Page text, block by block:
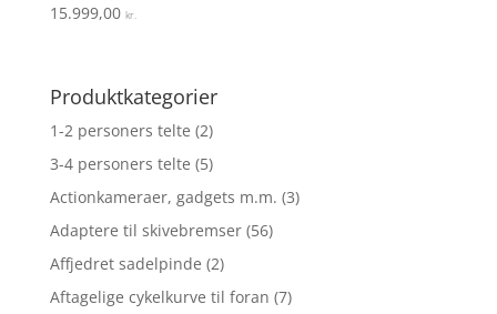
Vurderet
4.9
15.999,00 kr.
Produktkategorier
1-2 personers telte (2)
3-4 personers telte (5)
Actionkameraer, gadgets m.m. (3)
Adaptere til skivebremser (56)
Affjedret sadelpinde (2)
Aftagelige cykelkurve til foran (7)